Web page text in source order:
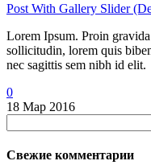
Post With Gallery Slider
Lorem Ipsum. Proin
sollicitudin, lorem quis
nec sagittis sem nibh id elit.
0
18 Мар 2016
Свежие комментарии